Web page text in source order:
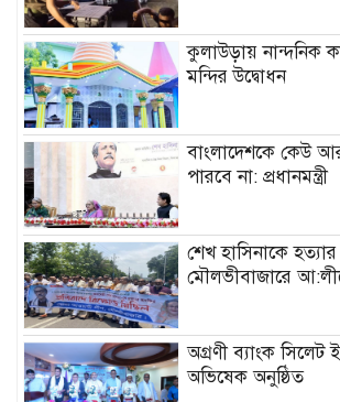
কুলাউড়ায় নান্দনিক
মন্দির উদ্বোধন
বাংলাদেশকে কেউ
পারবে না: প্রধানমন্ত্রী
শেখ হাসিনাকে
মৌলভীবাজারে
অগ্রণী ব্যাংক সিলেট
অভিষেক অনুষ্ঠিত